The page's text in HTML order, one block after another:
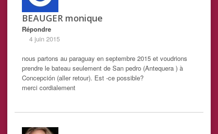
BEAUGER monique
Répondre
4 juin 2015
nous partons au paraguay en septembre 2015 et voudrions
prendre le bateau seulement de San pedro (Antequera ) à
Concepción (aller retour). Est -ce possible?
merci cordialement